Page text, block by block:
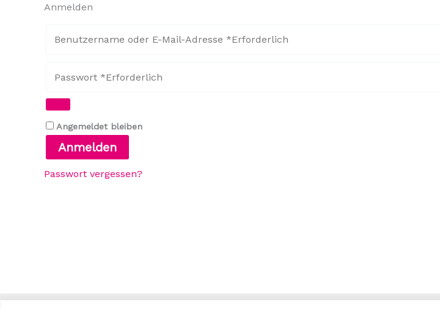
Anmelden
Angemeldet bleiben
Anmelden
Passwort vergessen?